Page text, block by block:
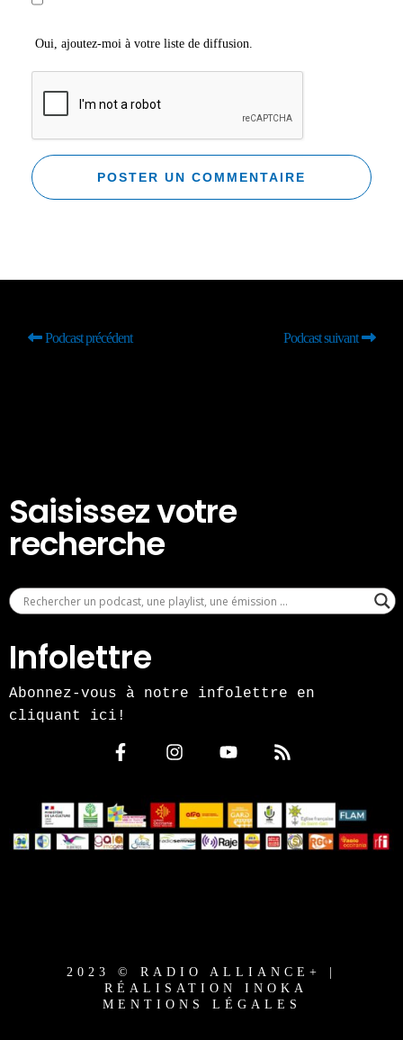
Oui, ajoutez-moi à votre liste de diffusion.
Podcast précédent Podcast suivant
Saisissez votre
recherche
Infolettre
Abonnez-vous à notre infolettre en
cliquant ici!
2023 © RADIO ALLIANCE+ |
RÉALISATION INOKA
MENTIONS LÉGALES